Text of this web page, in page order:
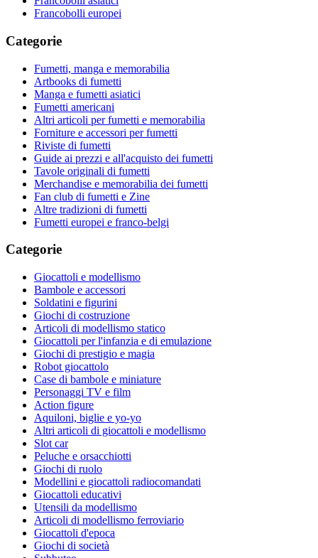
Francobolli europei
Categorie
Fumetti, manga e memorabilia
Artbooks di fumetti
Manga e fumetti asiatici
Fumetti americani
Altri articoli per fumetti e memorabilia
Forniture e accessori per fumetti
Riviste di fumetti
Guide ai prezzi e all'acquisto dei fumetti
Tavole originali di fumetti
Merchandise e memorabilia dei fumetti
Fan club di fumetti e Zine
Altre tradizioni di fumetti
Fumetti europei e franco-belgi
Categorie
Giocattoli e modellismo
Bambole e accessori
Soldatini e figurini
Giochi di costruzione
Articoli di modellismo statico
Giocattoli per l'infanzia e di emulazione
Giochi di prestigio e magia
Robot giocattolo
Case di bambole e miniature
Personaggi TV e film
Action figure
Aquiloni, biglie e yo-yo
Altri articoli di giocattoli e modellismo
Slot car
Peluche e orsacchiotti
Giochi di ruolo
Modellini e giocattoli radiocomandati
Giocattoli educativi
Utensili da modellismo
Articoli di modellismo ferroviario
Giocattoli d'epoca
Giochi di società